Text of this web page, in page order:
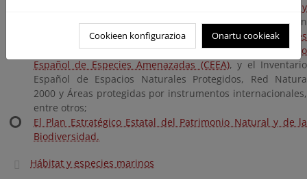
Inventario Español de Hábitats y
Especies Marinos, el Catálogo Español de Hábitats en
Peligro de Desaparición, elListado de Especies Silvestres
en Régimen de Protección Especial (LESPE), el Catálogo
Español de Especies Amenazadas (CEEA), y el Inventario
Español de Espacios Naturales Protegidos, Red Natura
2000 y Áreas protegidas por instrumentos internacionales,
entre otros;
El Plan Estratégico Estatal del Patrimonio Natural y de la
Biodiversidad.
Hábitat y especies marinos
Cookieen konfigurazioa Onartu cookieak